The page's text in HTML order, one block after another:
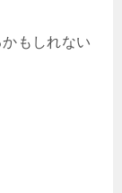
もしれない